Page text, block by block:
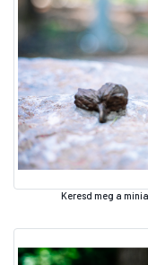
Keresd meg a